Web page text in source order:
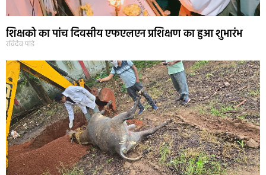
शिक्षको का पांच दिवसीय एफएलएन प्रशिक्षण का हुआ शुभारंभ
रविदेव पांडे